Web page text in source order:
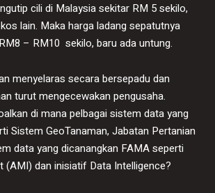
cili di Malaysia sekitar RM 5 sekilo,
lain. Maka harga ladang sepatutnya
– RM10 sekilo, baru ada untung.
menyelaras secara bersepadu dan
turut mengecewakan pengusaha.
di mana pelbagai sistem data yang
Sistem GeoTanaman, Jabatan Pertanian
data yang dicanangkan FAMA seperti
(AMI) dan inisiatif Data Intelligence?